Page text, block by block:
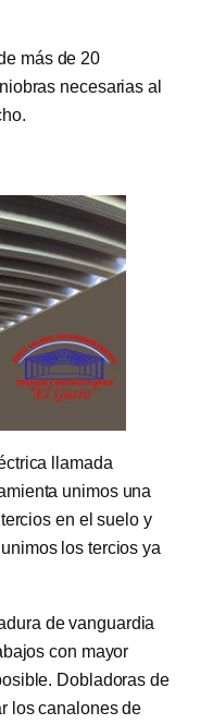
más de 20
necesarias al
llamada
unimos una
en el suelo y
los tercios ya
de vanguardia
con mayor
Dobladoras de
los canalones de